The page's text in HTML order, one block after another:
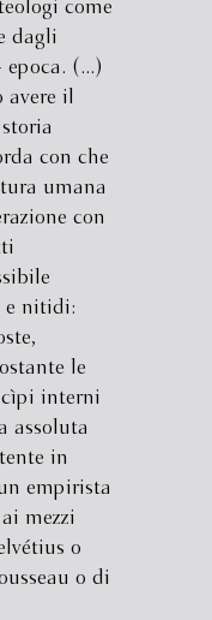
come
dagli
(...)
il
con che
umana
con
e nitidi:
le
interni
assoluta
in
empirista
mezzi
o
o di